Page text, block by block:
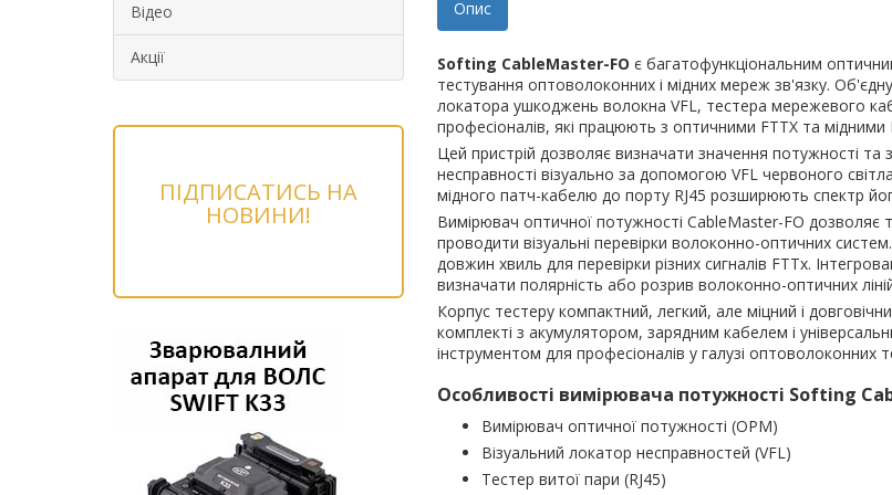
Відео
Акції
ПІДПИСАТИСЬ НА
НОВИНИ!
Опис
Softing CableMaster-FO є багатофункціональним
тестування оптоволоконних і мідних мереж зв'язку.
локатора ушкоджень волокна VFL, тестера мережевого
професіоналів, які працюють з оптичними FTTX та
Цей пристрій дозволяє визначати значення потужності
несправності візуально за допомогою VFL червоного
мідного патч-кабелю до порту RJ45 розширюють спектр
Вимірювач оптичної потужності CableMaster-FO дозволяє
проводити візуальні перевірки волоконно-оптичних
довжин хвиль для перевірки різних сигналів FTTx.
визначати полярність або розрив волоконно-оптичних
Корпус тестеру компактний, легкий, але міцний і
комплекті з акумулятором, зарядним кабелем і
інструментом для професіоналів у галузі оптоволоконних
Особливості вимірювача потужності Softing
Вимірювач оптичної потужності (OPM)
Візуальний локатор несправностей (VFL)
Тестер витої пари (RJ45)